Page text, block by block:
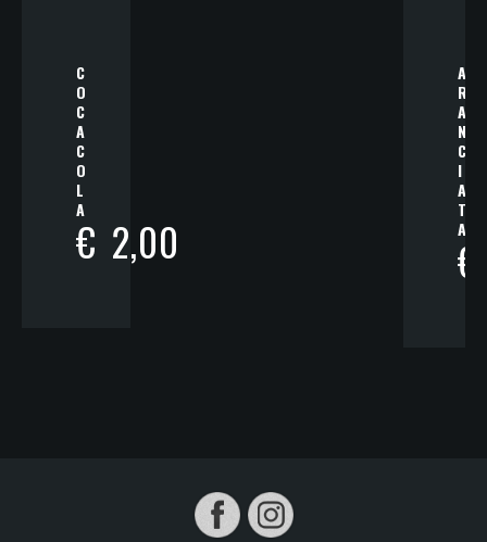
C
O
C
A
C
O
L
A
€ 2,00
A
R
A
N
C
I
A
T
A
€